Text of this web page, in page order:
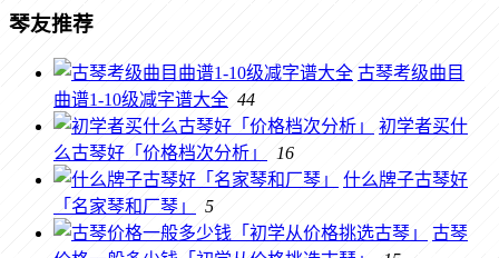
琴友推荐
古琴考级曲目
曲谱1-10级减字谱大全 44
初学者买什
么古琴好「价格档次分析」
16
什么牌子古琴好
「名家琴和厂琴」
5
古琴